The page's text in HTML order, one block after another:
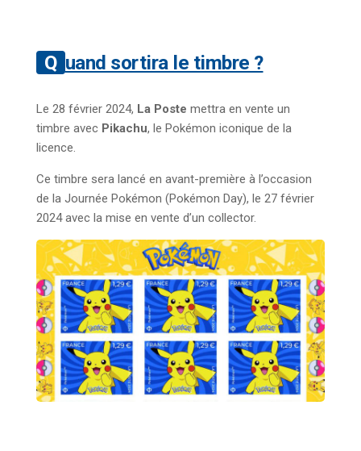
Quand sortira le timbre ?
Le 28 février 2024, La Poste mettra en vente un
timbre avec Pikachu, le Pokémon iconique de la
licence.
Ce timbre sera lancé en avant-première à l’occasion
de la Journée Pokémon (Pokémon Day), le 27 février
2024 avec la mise en vente d’un collector.